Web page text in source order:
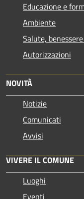
Educazione e
Ambiente
Salute,
Autorizzazioni
NOVITÀ
Notizie
Comunicati
Avvisi
VIVERE IL COMUNE
Luoghi
Eventi